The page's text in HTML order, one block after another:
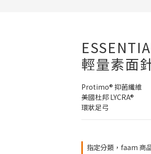
輕量素面
Protimo® 抑菌纖維
美國杜邦 LYCRA®
環狀足弓
指定分類，faam 商